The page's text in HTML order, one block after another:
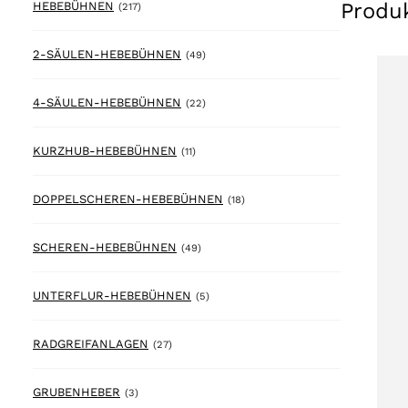
HEBEBÜHNEN (217)217 products
2-SÄULEN-HEBEBÜHNEN (49)49 products
4-SÄULEN-HEBEBÜHNEN (22)22 products
KURZHUB-HEBEBÜHNEN (11)11 products
DOPPELSCHEREN-HEBEBÜHNEN (18)18 products
SCHEREN-HEBEBÜHNEN (49)49 products
UNTERFLUR-HEBEBÜHNEN (5)5 products
RADGREIFANLAGEN (27)27 products
GRUBENHEBER (3)3 products